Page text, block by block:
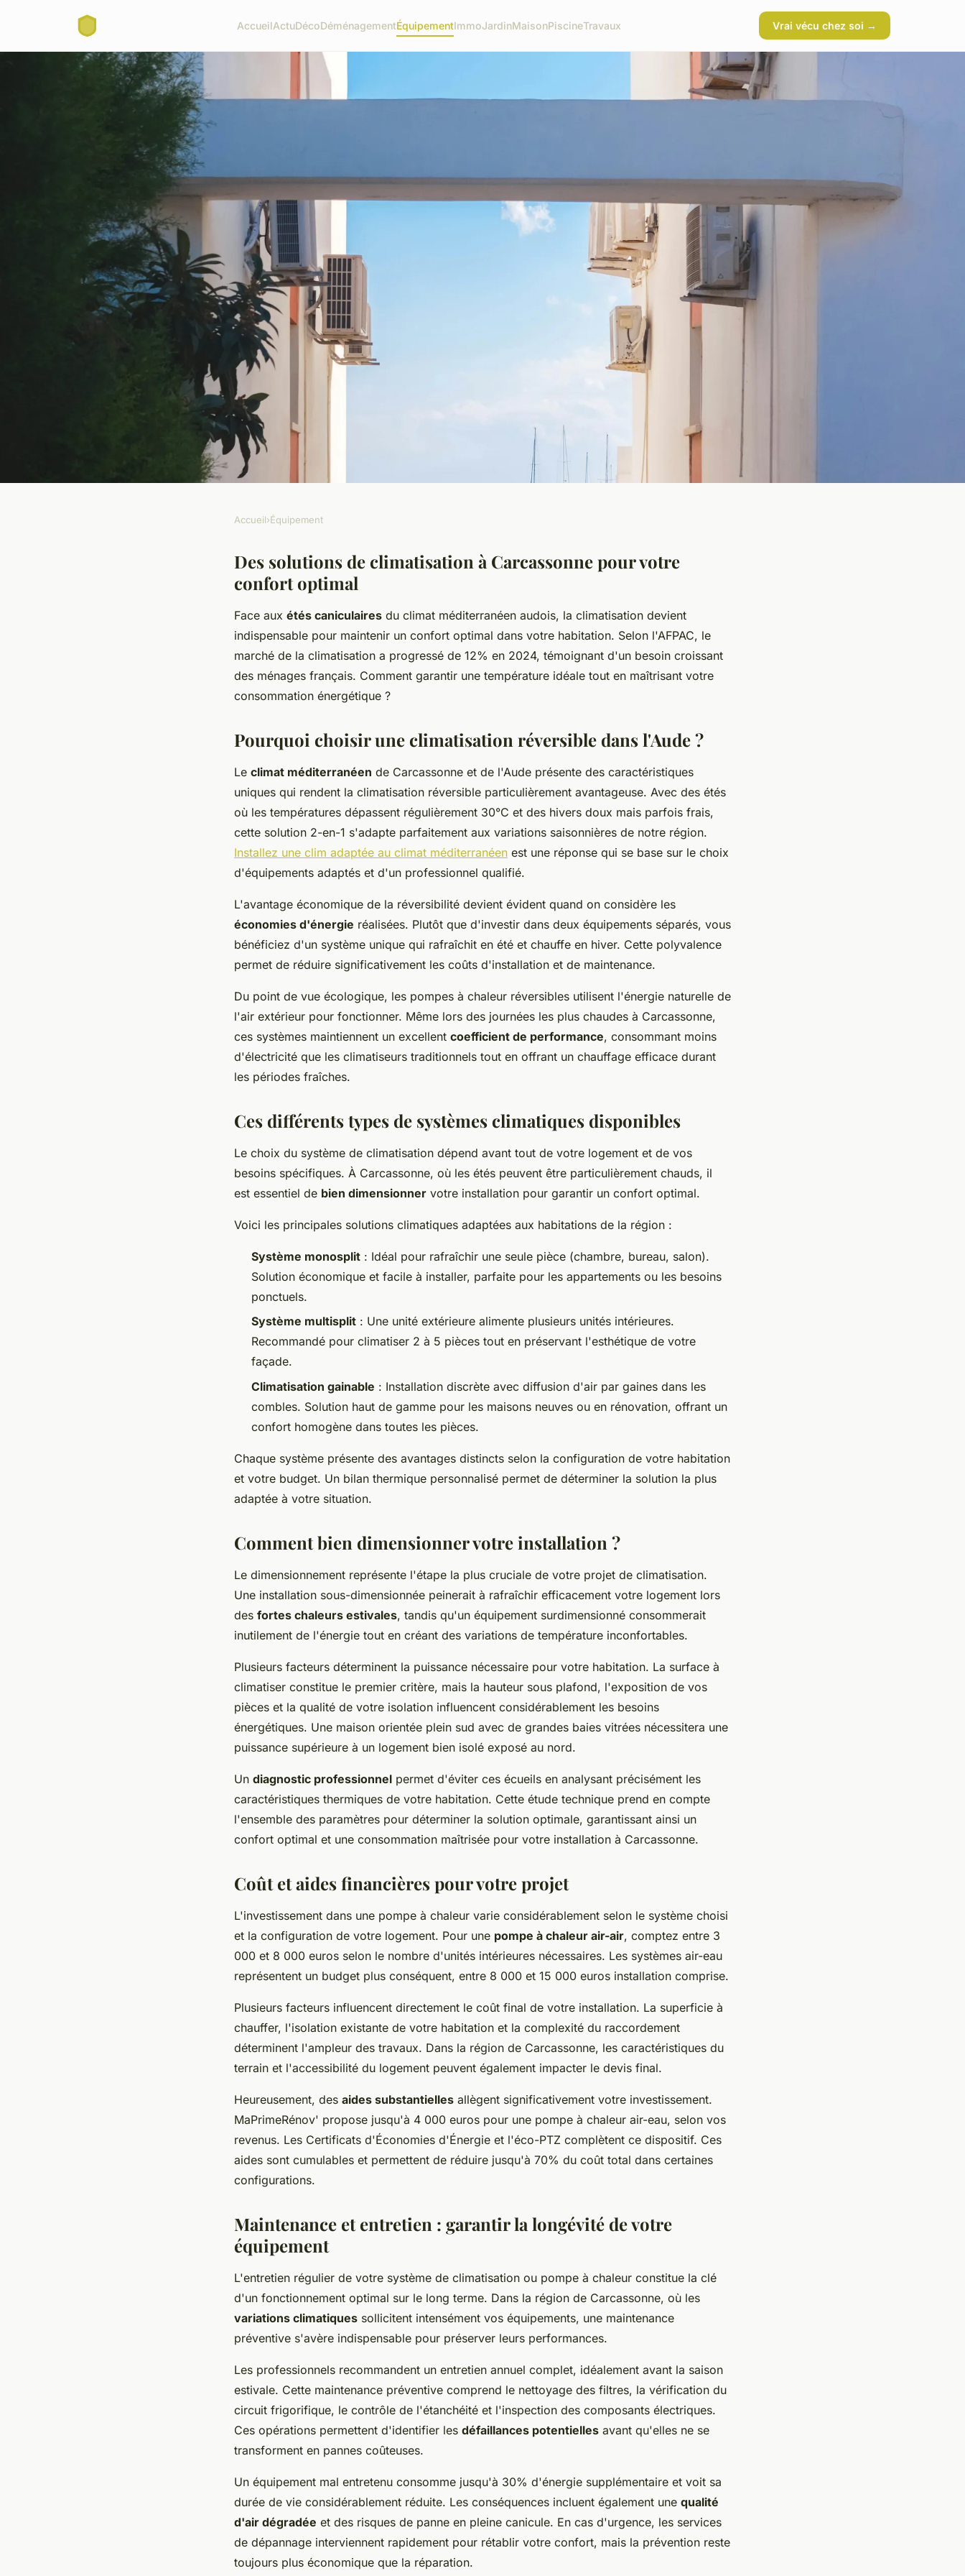
AccueilActuDécoDéménagementÉquipementImmoJardinMaisonPiscineTravaux Vrai vécu chez soi →
Clim carcassonne : solutions pratiques
pour votre confort
Accueil›Équipement
Des solutions de climatisation à Carcassonne pour votre
confort optimal
Face aux étés caniculaires du climat méditerranéen audois, la climatisation devient
indispensable pour maintenir un confort optimal dans votre habitation. Selon l'AFPAC, le
marché de la climatisation a progressé de 12% en 2024, témoignant d'un besoin croissant
des ménages français. Comment garantir une température idéale tout en maîtrisant votre
consommation énergétique ?
Pourquoi choisir une climatisation réversible dans l'Aude ?
Le climat méditerranéen de Carcassonne et de l'Aude présente des caractéristiques
uniques qui rendent la climatisation réversible particulièrement avantageuse. Avec des étés
où les températures dépassent régulièrement 30°C et des hivers doux mais parfois frais,
cette solution 2-en-1 s'adapte parfaitement aux variations saisonnières de notre région.
Installez une clim adaptée au climat méditerranéen est une réponse qui se base sur le choix
d'équipements adaptés et d'un professionnel qualifié.
L'avantage économique de la réversibilité devient évident quand on considère les
économies d'énergie réalisées. Plutôt que d'investir dans deux équipements séparés, vous
bénéficiez d'un système unique qui rafraîchit en été et chauffe en hiver. Cette polyvalence
permet de réduire significativement les coûts d'installation et de maintenance.
Du point de vue écologique, les pompes à chaleur réversibles utilisent l'énergie naturelle de
l'air extérieur pour fonctionner. Même lors des journées les plus chaudes à Carcassonne,
ces systèmes maintiennent un excellent coefficient de performance, consommant moins
d'électricité que les climatiseurs traditionnels tout en offrant un chauffage efficace durant
les périodes fraîches.
Ces différents types de systèmes climatiques disponibles
Le choix du système de climatisation dépend avant tout de votre logement et de vos
besoins spécifiques. À Carcassonne, où les étés peuvent être particulièrement chauds, il
est essentiel de bien dimensionner votre installation pour garantir un confort optimal.
Voici les principales solutions climatiques adaptées aux habitations de la région :
Système monosplit : Idéal pour rafraîchir une seule pièce (chambre, bureau, salon).
Solution économique et facile à installer, parfaite pour les appartements ou les besoins
ponctuels.
Système multisplit : Une unité extérieure alimente plusieurs unités intérieures.
Recommandé pour climatiser 2 à 5 pièces tout en préservant l'esthétique de votre
façade.
Climatisation gainable : Installation discrète avec diffusion d'air par gaines dans les
combles. Solution haut de gamme pour les maisons neuves ou en rénovation, offrant un
confort homogène dans toutes les pièces.
Chaque système présente des avantages distincts selon la configuration de votre habitation
et votre budget. Un bilan thermique personnalisé permet de déterminer la solution la plus
adaptée à votre situation.
Comment bien dimensionner votre installation ?
Le dimensionnement représente l'étape la plus cruciale de votre projet de climatisation.
Une installation sous-dimensionnée peinerait à rafraîchir efficacement votre logement lors
des fortes chaleurs estivales, tandis qu'un équipement surdimensionné consommerait
inutilement de l'énergie tout en créant des variations de température inconfortables.
Plusieurs facteurs déterminent la puissance nécessaire pour votre habitation. La surface à
climatiser constitue le premier critère, mais la hauteur sous plafond, l'exposition de vos
pièces et la qualité de votre isolation influencent considérablement les besoins
énergétiques. Une maison orientée plein sud avec de grandes baies vitrées nécessitera une
puissance supérieure à un logement bien isolé exposé au nord.
Un diagnostic professionnel permet d'éviter ces écueils en analysant précisément les
caractéristiques thermiques de votre habitation. Cette étude technique prend en compte
l'ensemble des paramètres pour déterminer la solution optimale, garantissant ainsi un
confort optimal et une consommation maîtrisée pour votre installation à Carcassonne.
Coût et aides financières pour votre projet
L'investissement dans une pompe à chaleur varie considérablement selon le système choisi
et la configuration de votre logement. Pour une pompe à chaleur air-air, comptez entre 3
000 et 8 000 euros selon le nombre d'unités intérieures nécessaires. Les systèmes air-eau
représentent un budget plus conséquent, entre 8 000 et 15 000 euros installation comprise.
Plusieurs facteurs influencent directement le coût final de votre installation. La superficie à
chauffer, l'isolation existante de votre habitation et la complexité du raccordement
déterminent l'ampleur des travaux. Dans la région de Carcassonne, les caractéristiques du
terrain et l'accessibilité du logement peuvent également impacter le devis final.
Heureusement, des aides substantielles allègent significativement votre investissement.
MaPrimeRénov' propose jusqu'à 4 000 euros pour une pompe à chaleur air-eau, selon vos
revenus. Les Certificats d'Économies d'Énergie et l'éco-PTZ complètent ce dispositif. Ces
aides sont cumulables et permettent de réduire jusqu'à 70% du coût total dans certaines
configurations.
Maintenance et entretien : garantir la longévité de votre
équipement
L'entretien régulier de votre système de climatisation ou pompe à chaleur constitue la clé
d'un fonctionnement optimal sur le long terme. Dans la région de Carcassonne, où les
variations climatiques sollicitent intensément vos équipements, une maintenance
préventive s'avère indispensable pour préserver leurs performances.
Les professionnels recommandent un entretien annuel complet, idéalement avant la saison
estivale. Cette maintenance préventive comprend le nettoyage des filtres, la vérification du
circuit frigorifique, le contrôle de l'étanchéité et l'inspection des composants électriques.
Ces opérations permettent d'identifier les défaillances potentielles avant qu'elles ne se
transforment en pannes coûteuses.
Un équipement mal entretenu consomme jusqu'à 30% d'énergie supplémentaire et voit sa
durée de vie considérablement réduite. Les conséquences incluent également une qualité
d'air dégradée et des risques de panne en pleine canicule. En cas d'urgence, les services
de dépannage interviennent rapidement pour rétablir votre confort, mais la prévention reste
toujours plus économique que la réparation.